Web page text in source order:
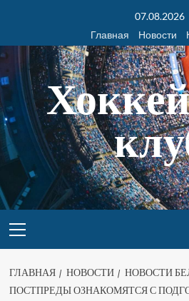
07.08.2026
Главная
Новости
ГЛАВНАЯ НОВОСТИ
НОВОСТИ
ПОСТПРЕДЫ ОЗНАКОМЯТСЯ С